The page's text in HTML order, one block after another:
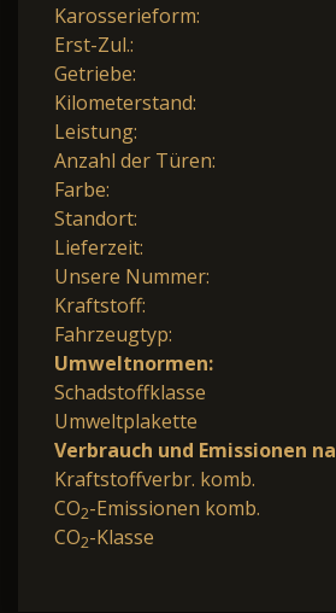
Karosserieform:
Erst-Zul.:
Getriebe:
Kilometerstand:
Leistung:
Anzahl der Türen:
Farbe:
Standort:
Lieferzeit:
Unsere Nummer:
Kraftstoff:
Fahrzeugtyp:
Umweltnormen:
Schadstoffklasse
Umweltplakette
Verbrauch und Emissionen
Kraftstoffverbr. komb.
CO2-Emissionen komb.
CO2-Klasse